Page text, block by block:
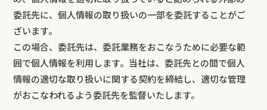
委託先に、個人情報の取り扱いの一部を委託することがご
ざいます。
この場合、委託先は、委託業務をおこなうために必要な範
囲で個人情報を利用します。当社は、委託先との間で個人
情報の適切な取り扱いに関する契約を締結し、適切な管理
がおこなわれるよう委託先を監督いたします。